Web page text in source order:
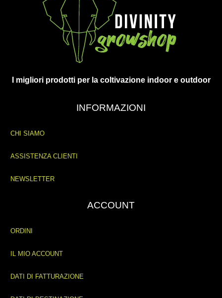
I migliori prodotti per la coltivazione indoor e outdoor
INFORMAZIONI
CHI SIAMO
ASSISTENZA CLIENTI
NEWSLETTER
ACCOUNT
ORDINI
IL MIO ACCOUNT
DATI DI FATTURAZIONE